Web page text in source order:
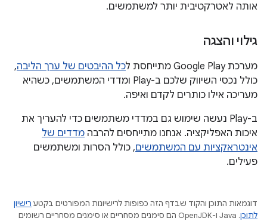
אותה לאטרקטיבית יותר למשתמשים.
גילוי והצגה
מערכת Google Play מתייחסת ל כל ההיבטים של ערך הליבה,
כולל נכסי השיווק שלכם ב-Play ומדדי המשתמשים, כשהיא
מעריכה אילו כותרים לקדם ואיפה.
ב-Play נעשה שימוש גם במדדי משתמשים כדי להעריך את
איכות האפליקציה. אנחנו מתייחסים להרבה מדדים של
אינטראקציות עם המשתמשים, כולל הסרות ומשתמשים
פעילים.
דוגמאות התוכן והקוד שבדף הזה כפופות לרישיונות המפורטים בקטע רישיון
לתוכן
.‏ Java ו-OpenJDK הם סימנים מסחריים או סימנים מסחריים רשומים